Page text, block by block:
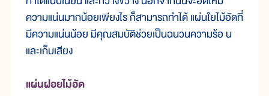
ความแน่นมากน้อยเพียงไร ก็สามารถทำได้ แผ่นใยไม้อัดที่
มีความแน่นน้อย มีคุณสมบัติช่วยเป็นฉนวนความร้อ น
และเก็บเสียง
แผ่นฝอยไม้อัด